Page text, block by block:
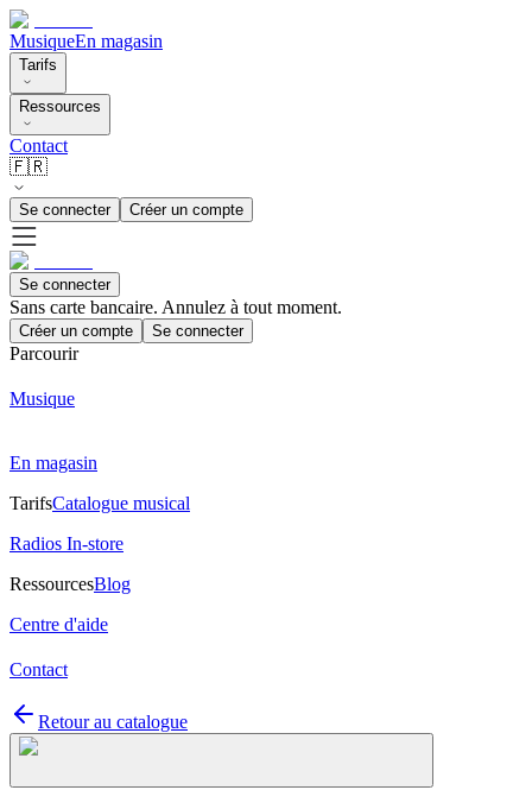
MusiqueEn magasin
Tarifs
Ressources
Contact
🇫🇷
Se connecter Créer un compte
Se connecter
Sans carte bancaire. Annulez à tout moment.
Créer un compte Se connecter
Parcourir
Musique
En magasin
TarifsCatalogue musical
Radios In-store
RessourcesBlog
Centre d'aide
Contact
Retour au catalogue